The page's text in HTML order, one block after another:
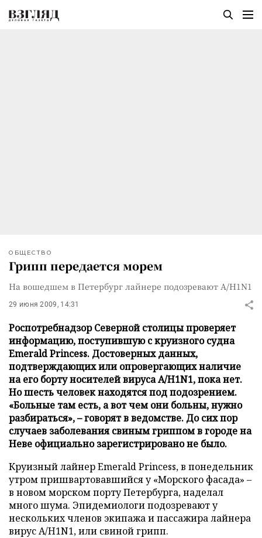
ОБЩЕСТВО
Грипп передается морем
На вошедшем в Петербург лайнере подозревают A/H1N1
29 июня 2009, 14:31
Роспотребнадзор Северной столицы проверяет
информацию, поступившую с круизного судна
Emerald Princess. Достоверных данных,
подтверждающих или опровергающих наличие
на его борту носителей вируса A/H1N1, пока нет.
Но шесть человек находятся под подозрением.
«Больные там есть, а вот чем они больны, нужно
разбираться», – говорят в ведомстве. До сих пор
случаев заболевания свиным гриппом в городе на
Неве официально зарегистрировано не было.
Круизный лайнер Emerald Princess, в понедельник
утром пришвартовавшийся у «Морского фасада» –
в новом морском порту Петербурга, наделал
много шума. Эпидемиологи подозревают у
нескольких членов экипажа и пассажира лайнера
вирус A/H1N1, или свиной грипп.